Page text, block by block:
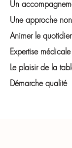
Un
Une approche
Animer le
Expertise médicale
Le plaisir de la
Démarche qualité